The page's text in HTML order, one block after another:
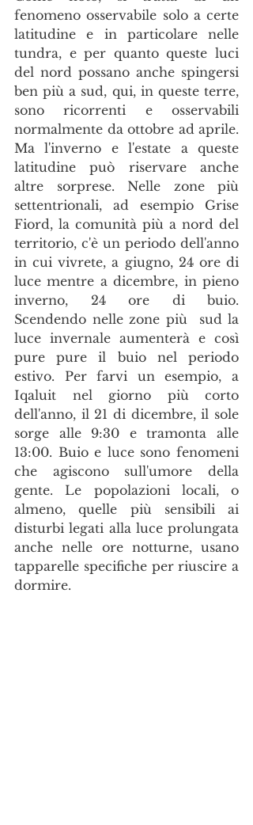
fenomeno osservabile solo a certe
latitudine e in particolare nelle
tundra, e per quanto queste luci
del nord possano anche spingersi
ben più a sud, qui, in queste terre,
sono ricorrenti e osservabili
normalmente da ottobre ad aprile.
Ma l'inverno e l'estate a queste
latitudine può riservare anche
altre sorprese. Nelle zone più
settentrionali, ad esempio Grise
Fiord, la comunità più a nord del
territorio, c'è un periodo dell'anno
in cui vivrete, a giugno, 24 ore di
luce mentre a dicembre, in pieno
inverno, 24 ore di buio.
Scendendo nelle zone più  sud la
luce invernale aumenterà e così
pure pure il buio nel periodo
estivo. Per farvi un esempio, a
Iqaluit nel giorno più corto
dell'anno, il 21 di dicembre, il sole
sorge alle 9:30 e tramonta alle
13:00. Buio e luce sono fenomeni
che agiscono sull'umore della
gente. Le popolazioni locali, o
almeno, quelle più sensibili ai
disturbi legati alla luce prolungata
anche nelle ore notturne, usano
tapparelle specifiche per riuscire a
dormire.